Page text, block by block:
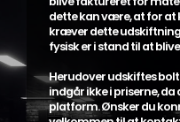
dette kan være, at for at
kræver dette
fysisk er i stand til at
Herudover udskiftes
indgår ikke i priserne,
platform. Ønsker du